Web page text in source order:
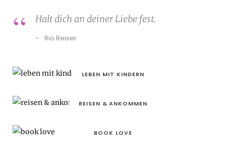
Halt dich an deiner Liebe fest.
Rio Reiser
LEBEN MIT KINDERN
REISEN & ANKOMMEN
BOOK LOVE